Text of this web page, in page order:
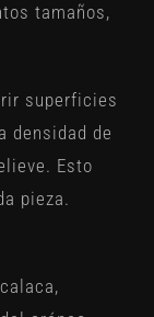
tamaños,
superficies
densidad de
Esto
pieza.